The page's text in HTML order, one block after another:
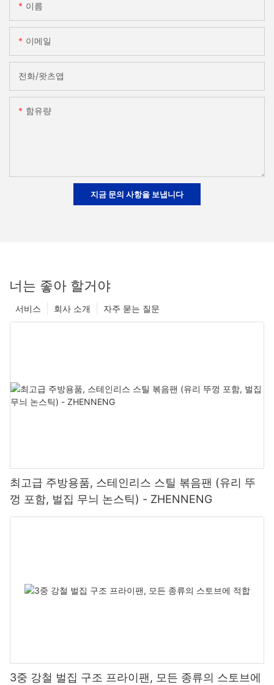
이름
이메일
전화/왓츠앱
함유량
지금 문의 사항을 보냅니다
너는 좋아 할거야
자주 묻는 질문
회사 소개
서비스
최고급 주방용품, 스테인리스 스틸 볶음팬 (유리 뚜
껑 포함, 벌집 무늬 논스틱) - ZHENNENG
3중 강철 벌집 구조 프라이팬, 모든 종류의 스토브에